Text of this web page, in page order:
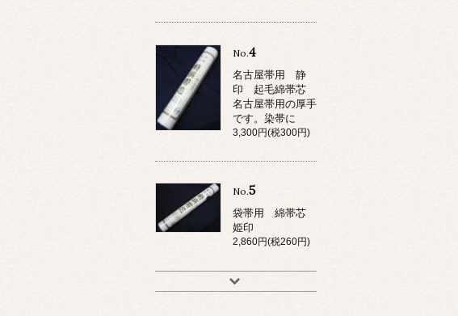
No.4
名古屋帯用 静
印 起毛綿帯芯
名古屋帯用の厚手
です。染帯に
3,300円(税300円)
No.5
袋帯用 綿帯芯
姫印
2,860円(税260円)